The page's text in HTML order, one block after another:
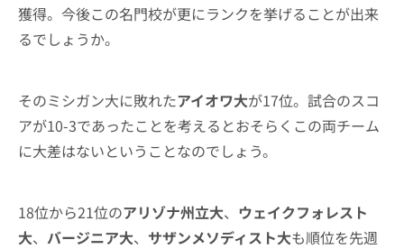
獲得。今後この名門校が更にランクを挙げることが出来
るでしょうか。
そのミシガン大に敗れたアイオワ大が17位。試合のスコ
アが10-3であったことを考えるとおそらくこの両チーム
に大差はないということなのでしょう。
18位から21位のアリゾナ州立大、 ウェイクフォレスト
大、 バージニア大、 サザンメソディスト大も順位を先週